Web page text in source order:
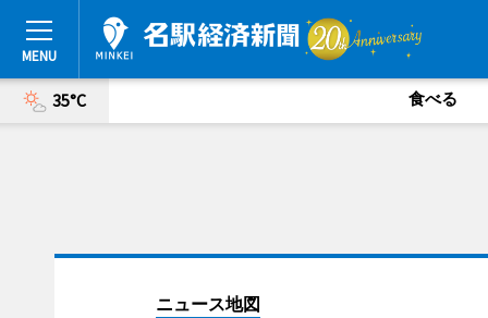
35°C 食べる
ニュース地図